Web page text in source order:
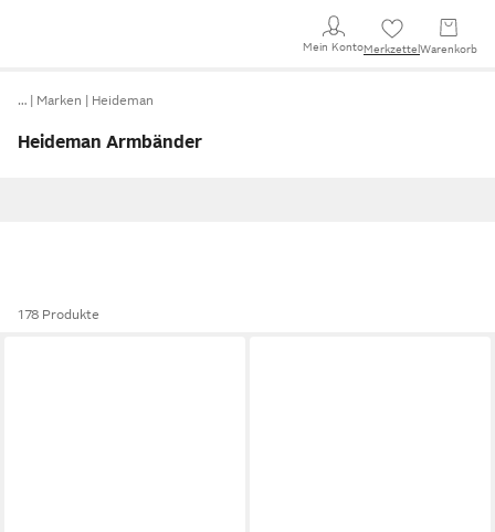
Mein KontoMerkzettel Warenkorb
… Marken Heideman
Heideman Armbänder
178 Produkte